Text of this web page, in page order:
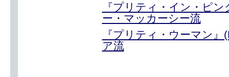
『プリティ・イン・ピ
ー・マッカーシー流
『プリティ・ウーマン
ア流